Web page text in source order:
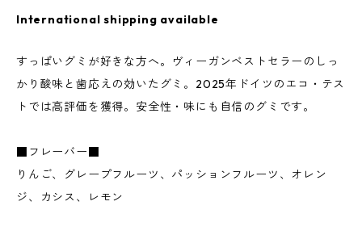
International shipping available
すっぱいグミが好きな方へ。ヴィーガンベストセラーのしっ
かり酸味と歯応えの効いたグミ。2025年ドイツのエコ・テス
トでは高評価を獲得。安全性・味にも自信のグミです。
■フレーバー■
りんご、グレープフルーツ、パッションフルーツ、オレン
ジ、カシス、レモン